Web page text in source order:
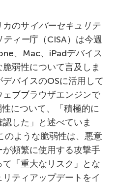
カのサイバーセキュリテ
ティー庁（CISA）は今週
、Mac、iPadデバイス
弱性について言及しま
バイスのOSに活用して
ブブラウザエンジンで
について、「積極的に
した」と述べていま
のような脆弱性は、悪意
頻繁に使用する攻撃手
「重大なリスク」とな
ティアップデートをイ